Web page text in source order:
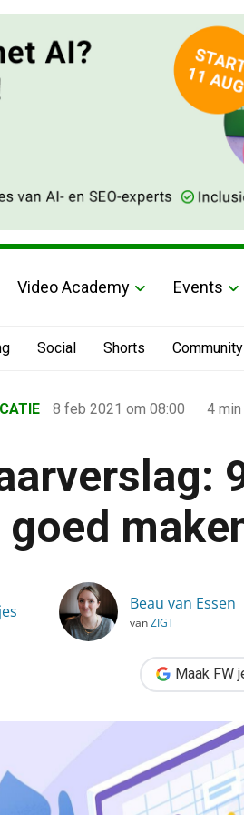
Video Academy Events
Social Shorts Community
8 feb 2021 om 08:00 4
Beau van Essen
vanZIGT
Maak FW